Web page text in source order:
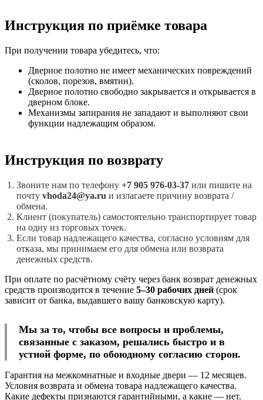
Инструкция по приёмке товара
При получении товара убедитесь, что:
Дверное полотно не имеет механических повреждений
(сколов, порезов, вмятин).
Дверное полотно свободно закрывается и открывается в
дверном блоке.
Механизмы запирания не западают и выполняют свои
функции надлежащим образом.
Инструкция по возврату
Звоните нам по телефону +7 905 976-03-37 или пишите на
почту vhoda24@ya.ru и излагаете причину возврата /
обмена.
Клиент (покупатель) самостоятельно транспортирует товар
на одну из торговых точек.
Если товар надлежащего качества, согласно условиям для
отказа, мы принимаем его для обмена или возврата
денежных средств.
При оплате по расчётному счёту через банк возврат денежных
средств производится в течение 5–30 рабочих дней (срок
зависит от банка, выдавшего вашу банковскую карту).
Мы за то, чтобы все вопросы и проблемы,
связанные с заказом, решались быстро и в
устной форме, по обоюдному согласию сторон.
Гарантия на межкомнатные и входные двери — 12 месяцев.
Условия возврата и обмена товара надлежащего качества.
Какие дефекты признаются гарантийными, а какие — нет.